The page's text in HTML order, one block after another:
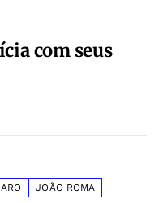
com seus
JOÃO ROMA